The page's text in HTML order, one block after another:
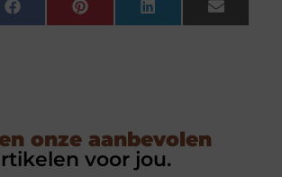
FacebookPinterestLinkedInEmail
onze aanbevolen
voor jou.